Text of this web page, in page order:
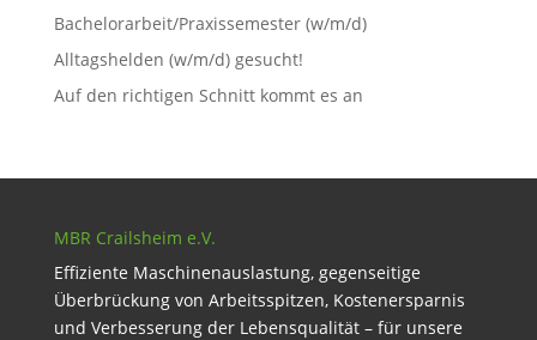
Bachelorarbeit/Praxissemester (w/m/d)
Alltagshelden (w/m/d) gesucht!
Auf den richtigen Schnitt kommt es an
MBR Crailsheim e.V.
Effiziente Maschinenauslastung, gegenseitige
Überbrückung von Arbeitsspitzen, Kostenersparnis
und Verbesserung der Lebensqualität – für unsere